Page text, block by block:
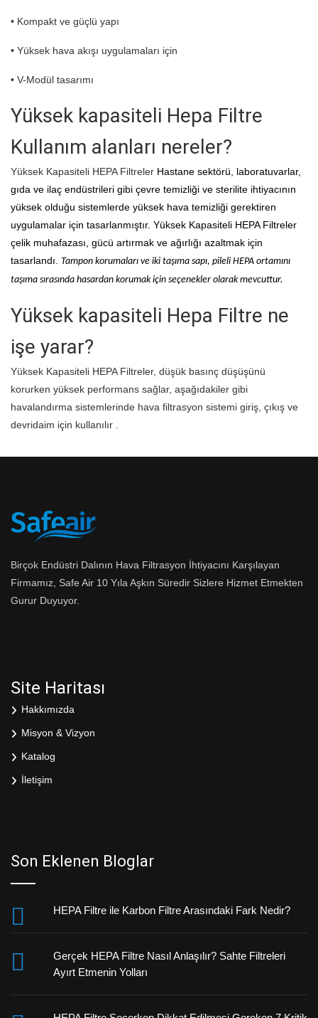
• Kompakt ve güçlü yapı
• Yüksek hava akışı uygulamaları için
• V-Modül tasarımı
Yüksek kapasiteli Hepa Filtre
Kullanım alanları nereler?
Yüksek Kapasiteli HEPA Filtreler Hastane sektörü, laboratuvarlar,
gıda ve ilaç endüstrileri gibi çevre temizliği ve sterilite ihtiyacının
yüksek olduğu sistemlerde yüksek hava temizliği gerektiren
uygulamalar için tasarlanmıştır. Yüksek Kapasiteli HEPA Filtreler
çelik muhafazası, gücü artırmak ve ağırlığı azaltmak için
tasarlandı. Tampon korumaları ve iki taşıma sapı, pileli HEPA ortamını
taşıma sırasında hasardan korumak için seçenekler olarak mevcuttur.
Yüksek kapasiteli Hepa Filtre ne
işe yarar?
Yüksek Kapasiteli HEPA Filtreler, düşük basınç düşüşünü
korurken yüksek performans sağlar, aşağıdakiler gibi
havalandırma sistemlerinde hava filtrasyon sistemi giriş, çıkış ve
devridaim için kullanılır .
Birçok Endüstri Dalının Hava Filtrasyon İhtiyacını Karşılayan
Firmamız, Safe Air 10 Yıla Aşkın Süredir Sizlere Hizmet Etmekten
Gurur Duyuyor.
Site Haritası
Hakkımızda
Misyon & Vizyon
Katalog
İletişim
Son Eklenen Bloglar
HEPA Filtre ile Karbon Filtre Arasındaki Fark Nedir?
Gerçek HEPA Filtre Nasıl Anlaşılır? Sahte Filtreleri
Ayırt Etmenin Yolları